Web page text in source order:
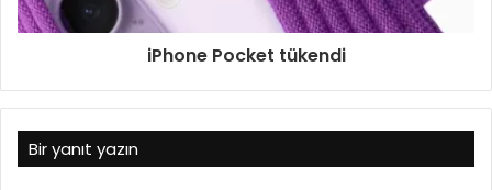
iPhone Pocket tükendi
Bir yanıt yazın